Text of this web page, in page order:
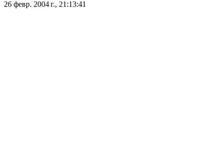
26 февр. 2004 г., 21:13:41